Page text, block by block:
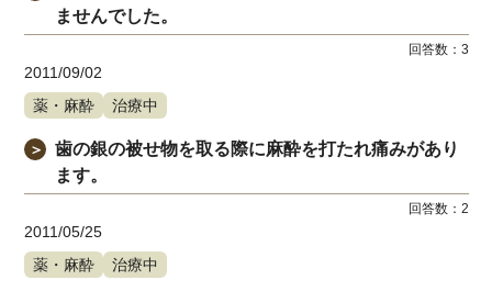
ませんでした。
回答数： 3
2011/09/02
薬・麻酔
治療中
＞
歯の銀の被せ物を取る際に麻酔を打たれ痛みがあり
ます。
回答数： 2
2011/05/25
薬・麻酔
治療中